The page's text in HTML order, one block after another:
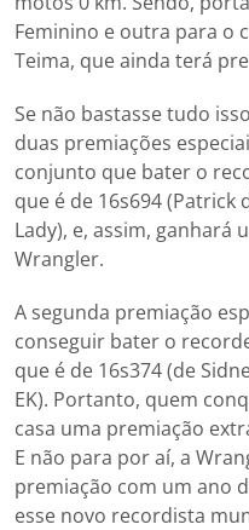
Feminino e outra para o
Teima, que ainda terá
Se não bastasse tudo
duas premiações
conjunto que bater o
que é de 16s694 (Patrick
Lady), e, assim, ganhará
Wrangler.
A segunda premiação
conseguir bater o
que é de 16s374 (de
EK). Portanto, quem
casa uma premiação
E não para por aí, a
premiação com um ano
esse novo recordista